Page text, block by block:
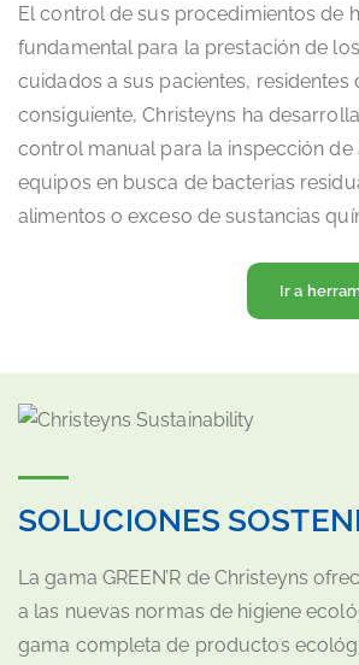
El control de sus procedimientos de
fundamental para la prestación de
cuidados a sus pacientes, residentes
consiguiente, Christeyns ha
control manual para la inspección de
equipos en busca de bacterias
alimentos o exceso de sustancias
Ir a
SOLUCIONES
La gama GREEN’R de Christeyns
a las nuevas normas de higiene
gama completa de productos